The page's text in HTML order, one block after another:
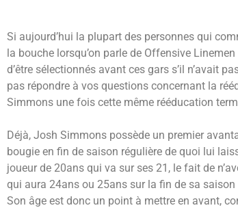
Si aujourd’hui la plupart des personnes qui
la bouche lorsqu’on parle de Offensive
d’être sélectionnés avant ces gars s’il n’avait
pas répondre à vos questions concernant la
Simmons une fois cette même rééducation
Déjà, Josh Simmons possède un premier
bougie en fin de saison régulière de quoi lui
joueur de 20ans qui va sur ses 21, le fait de
qui aura 24ans ou 25ans sur la fin de sa saison
Son âge est donc un point à mettre en avant,